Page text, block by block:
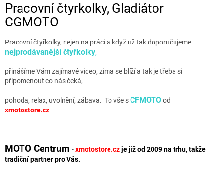
Pracovní čtyrkolky, Gladiátor
CGMOTO
Pracovní čtyřkolky, nejen na práci a když už tak doporučujeme
nejprodávanější čtyřkolky,
přinášíme Vám zajímavé video, zima se blíží a tak je třeba si
připomenout co nás čeká,
pohoda, relax, uvolnění, zábava. To vše sCFMOTOod
xmotostore.cz
MOTO Centrum -xmotostore.czje již od 2009 na trhu, takže
tradiční partner pro Vás.